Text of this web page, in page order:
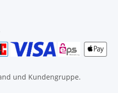
und Kundengruppe.